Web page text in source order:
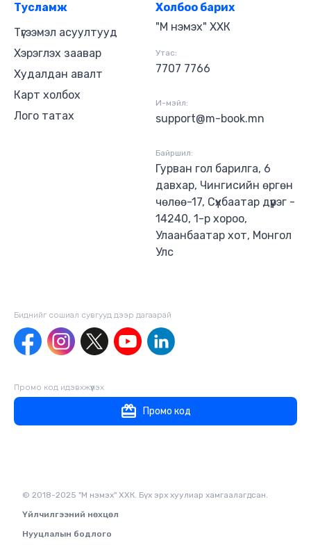
Тусламж
Түгээмэл асуултууд
Хэрэглэх заавар
Худалдан авалт
Карт холбох
Лого татах
Холбоо барих
"М нэмэх" ХХК
Утас:
7707 7766
И-мэйл:
support@m-book.mn
Байршил:
Гурван гол барилга, 6
давхар, Чингисийн өргөн
чөлөө-17, Сүхбаатар дүүрэг -
14240, 1-р хороо,
Улаанбаатар хот, Монгол
Улс
Биднийг сошиал сувгууд дээр дагаaрай
Промо код идэвхжүүлэх
Промо код
© 2018-2025 "М нэмэх" ХХК. Бүх эрх хуулиар хамгаалагдсан.
Үйлчилгээний нөхцөл
Нууцлалын бодлого